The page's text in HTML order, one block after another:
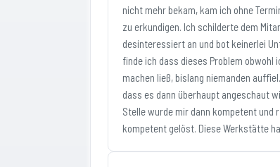
nicht mehr bekam, kam ich ohne
zu erkundigen. Ich schilderte dem
desinteressiert an und bot keinerlei
finde ich dass dieses Problem
machen ließ, bislang niemanden
dass es dann überhaupt angeschaut
Stelle wurde mir dann kompetent und
kompetent gelöst. Diese Werkstätte